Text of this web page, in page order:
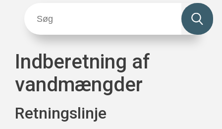
Indberetning af
vandmængder
Retningslinje